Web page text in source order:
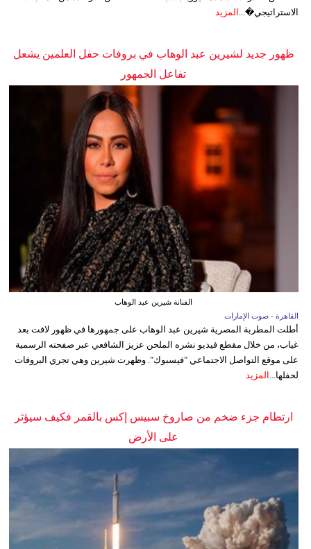
الاستراتيجي�... المزيد
ظهور جديد لشيرين عبد الوهاب في بروفات حفل العلمين يشعل
تفاعل الجمهور
الفنانة شيرين عبد الوهاب
القاهرة - صوت الإمارات
أطلت المطربة المصرية شيرين عبد الوهاب على جمهورها في ظهور لافت بعد
غياب، من خلال مقطع فيديو نشره الملحن عزيز الشافعي عبر صفحته الرسمية
على موقع التواصل الاجتماعي "فيسبوك". وظهرت شيرين وهي تجري البروفات
لحفلها...
المزيد
ارتطام جزء ضخم من صاروخ سبيس إكس بالقمر فكيف سيؤثر
على الأرض